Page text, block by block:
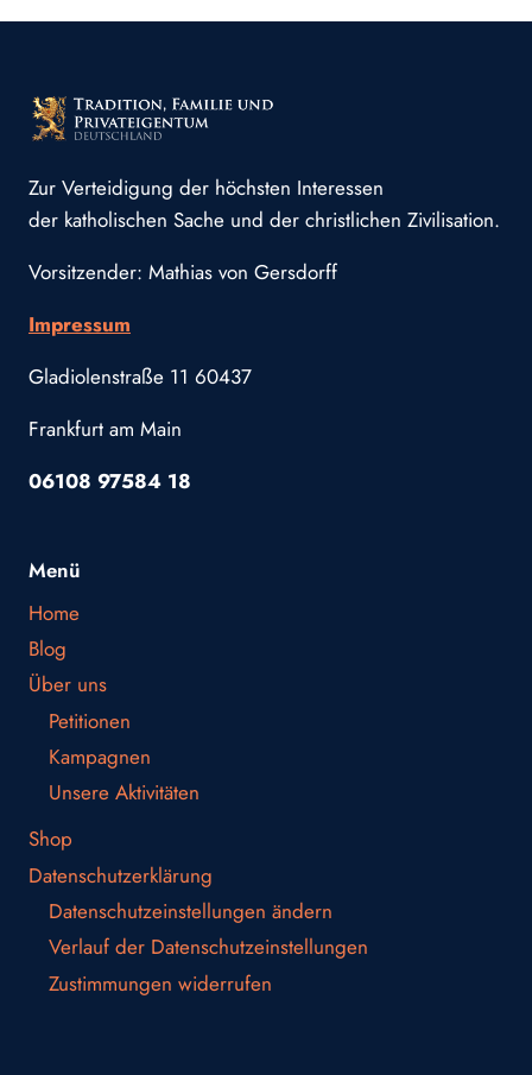
Zur Verteidigung der höchsten Interessen
der katholischen Sache und der christlichen Zivilisation.
Vorsitzender: Mathias von Gersdorff
Impressum
Gladiolenstraße 11 60437
Frankfurt am Main
06108 97584 18
Menü
Home
Blog
Über uns
Petitionen
Kampagnen
Unsere Aktivitäten
Shop
Datenschutzerklärung
Datenschutzeinstellungen ändern
Verlauf der Datenschutzeinstellungen
Zustimmungen widerrufen